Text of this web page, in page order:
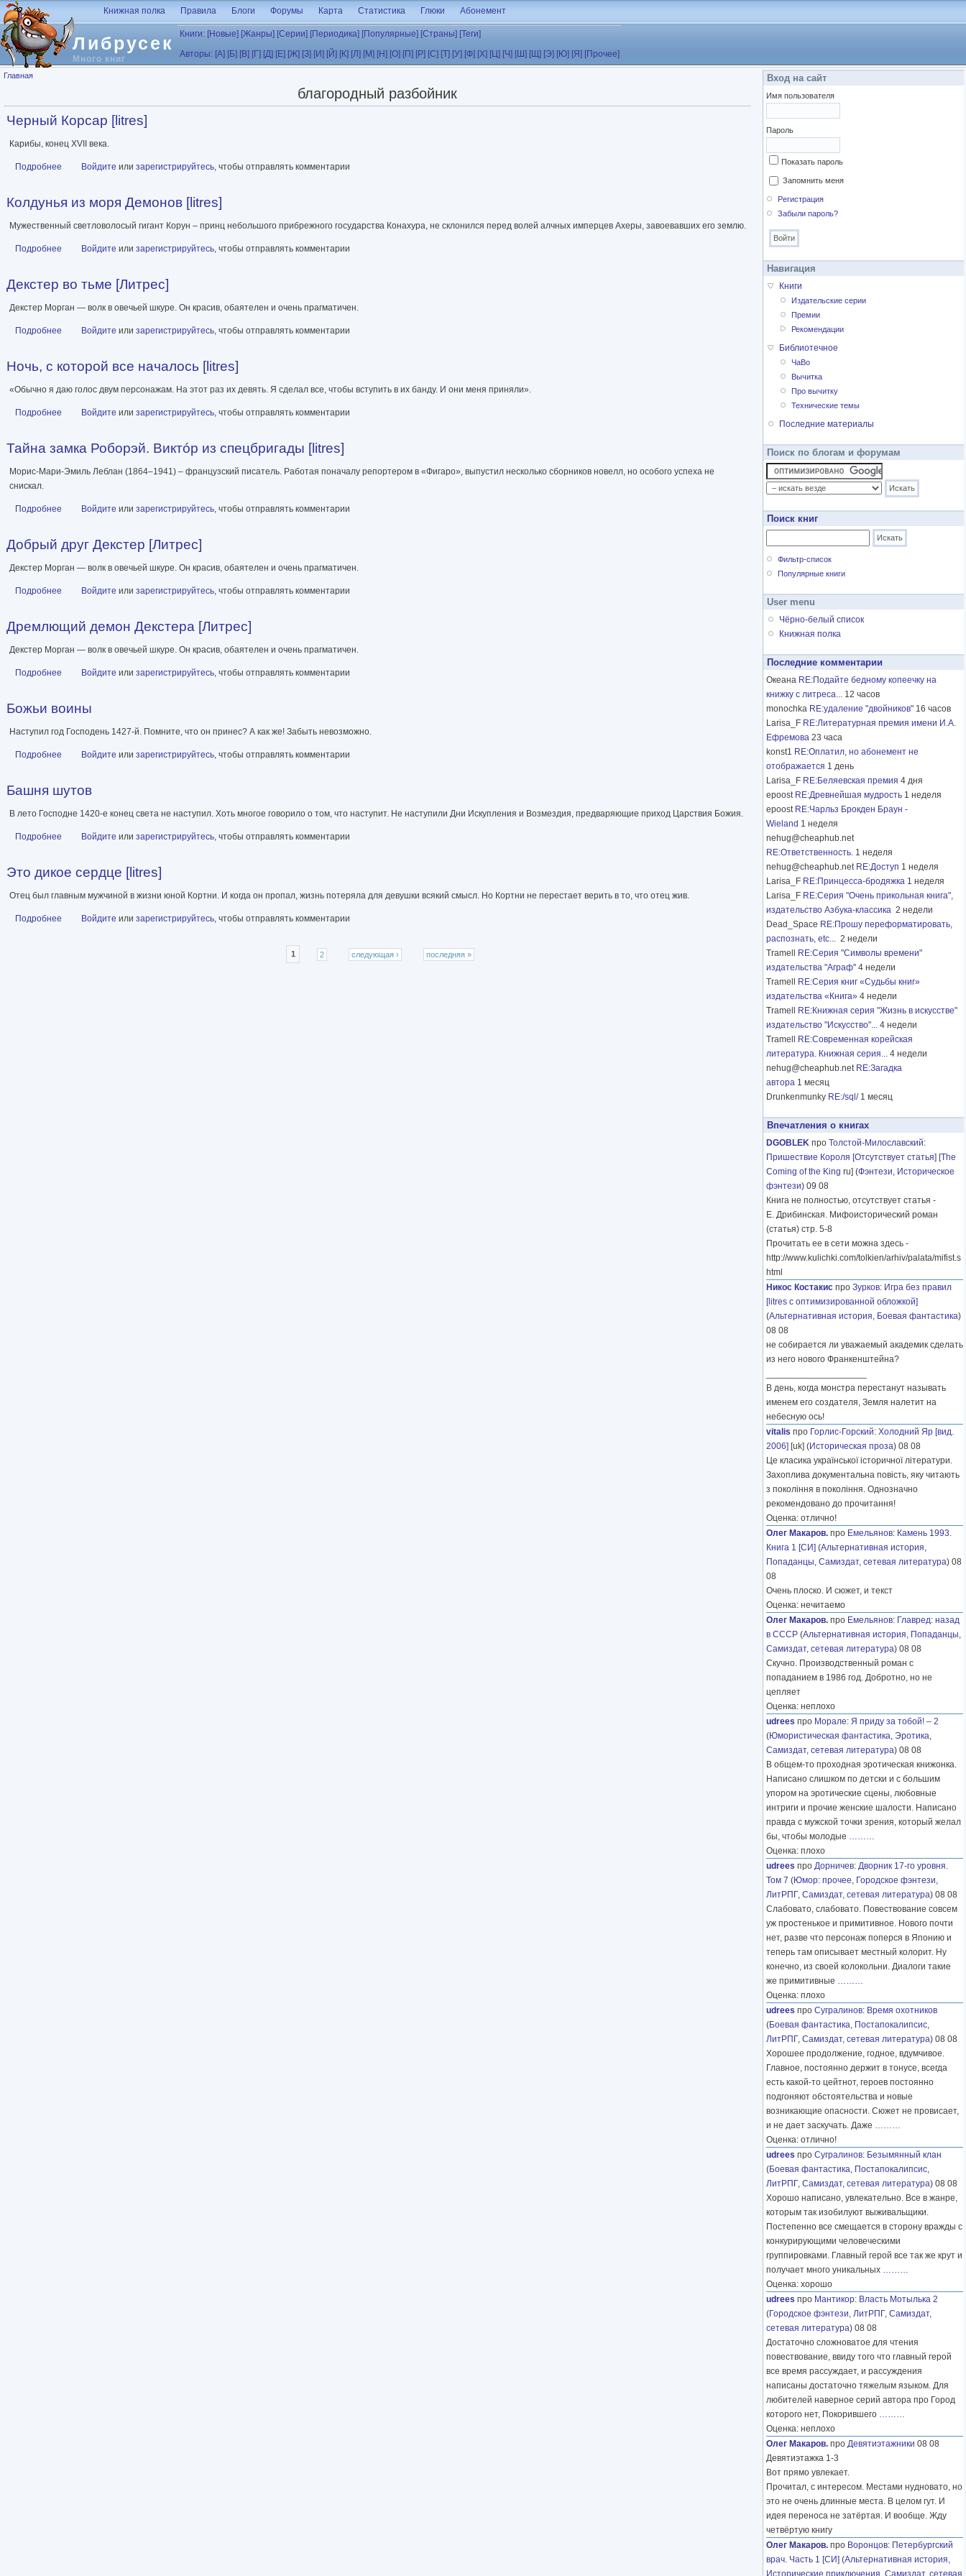
Перейти к основному содержанию
Либрусек
Много книг
Книжная полка Правила Блоги Форумы Карта Статистика Глюки Абонемент
Книги: [Новые] [Жанры] [Серии] [Периодика] [Популярные] [Страны] [Теги]
Авторы: [А] [Б] [В] [Г] [Д] [Е] [Ж] [З] [И] [Й] [К] [Л] [М] [Н] [О] [П] [Р] [С] [Т] [У] [Ф] [Х] [Ц] [Ч] [Ш] [Щ] [Э] [Ю] [Я] [Прочее]
Вы здесь
Главная
благородный разбойник
Черный Корсар [litres]
Карибы, конец XVII века.
Подробнее о Черный Корсар [litres]
Войдите или зарегистрируйтесь, чтобы отправлять комментарии
Колдунья из моря Демонов [litres]
Мужественный светловолосый гигант Корун – принц небольшого прибрежного государства Конахура, не склонился перед волей алчных имперцев Ахеры, завоевавших его землю.
Подробнее о Колдунья из моря Демонов [litres]
Войдите или зарегистрируйтесь, чтобы отправлять комментарии
Декстер во тьме [Литрес]
Декстер Морган — волк в овечьей шкуре. Он красив, обаятелен и очень прагматичен.
Подробнее о Декстер во тьме [Литрес]
Войдите или зарегистрируйтесь, чтобы отправлять комментарии
Ночь, с которой все началось [litres]
«Обычно я даю голос двум персонажам. На этот раз их девять. Я сделал все, чтобы вступить в их банду. И они меня приняли».
Подробнее о Ночь, с которой все началось [litres]
Войдите или зарегистрируйтесь, чтобы отправлять комментарии
Тайна замка Роборэй. Виктóр из спецбригады [litres]
Морис-Мари-Эмиль Леблан (1864–1941) – французский писатель. Работая поначалу репортером в «Фигаро», выпустил несколько сборников новелл, но особого успеха не
снискал.
Подробнее о Тайна замка Роборэй. Виктóр из спецбригады [litres]
Войдите или зарегистрируйтесь, чтобы отправлять комментарии
Добрый друг Декстер [Литрес]
Декстер Морган — волк в овечьей шкуре. Он красив, обаятелен и очень прагматичен.
Подробнее о Добрый друг Декстер [Литрес]
Войдите или зарегистрируйтесь, чтобы отправлять комментарии
Дремлющий демон Декстера [Литрес]
Декстер Морган — волк в овечьей шкуре. Он красив, обаятелен и очень прагматичен.
Подробнее о Дремлющий демон Декстера [Литрес]
Войдите или зарегистрируйтесь, чтобы отправлять комментарии
Божьи воины
Наступил год Господень 1427-й. Помните, что он принес? А как же! Забыть невозможно.
Подробнее о Божьи воины
Войдите или зарегистрируйтесь, чтобы отправлять комментарии
Башня шутов
В лето Господне 1420-е конец света не наступил. Хоть многое говорило о том, что наступит. Не наступили Дни Искупления и Возмездия, предваряющие приход Царствия Божия.
Подробнее о Башня шутов
Войдите или зарегистрируйтесь, чтобы отправлять комментарии
Это дикое сердце [litres]
Отец был главным мужчиной в жизни юной Кортни. И когда он пропал, жизнь потеряла для девушки всякий смысл. Но Кортни не перестает верить в то, что отец жив.
Подробнее о Это дикое сердце [litres]
Войдите или зарегистрируйтесь, чтобы отправлять комментарии
1 2 следующая › последняя »
Вход на сайт
Имя пользователя
Пароль
Показать пароль
Запомнить меня
Регистрация
Забыли пароль?
Навигация
Книги
Издательские серии
Премии
Рекомендации
Библиотечное
ЧаВо
Вычитка
Про вычитку
Технические темы
Последние материалы
Поиск по блогам и форумам
Поиск книг
Фильтр-список
Популярные книги
User menu
Чёрно-белый список
Книжная полка
Последние комментарии
Океана RE:Подайте бедному копеечку на
книжку с литреса... 12 часов
monochka RE:удаление "двойников" 16 часов
Larisa_F RE:Литературная премия имени И.А.
Ефремова 23 часа
konst1 RE:Оплатил, но абонемент не
отображается 1 день
Larisa_F RE:Беляевская премия 4 дня
epoost RE:Древнейшая мудрость 1 неделя
epoost RE:Чарльз Брокден Браун -
Wieland 1 неделя
nehug@cheaphub.net
RE:Ответственность. 1 неделя
nehug@cheaphub.net RE:Доступ 1 неделя
Larisa_F RE:Принцесса-бродяжка 1 неделя
Larisa_F RE:Серия "Очень прикольная книга",
издательство Азбука-классика 2 недели
Dead_Space RE:Прошу переформатировать,
распознать, etc... 2 недели
Tramell
RE:Серия "Символы времени"
издательства "Аграф" 4 недели
Tramell
RE:Серия книг «Судьбы книг»
издательства «Книга» 4 недели
Tramell
RE:Книжная серия "Жизнь в искусстве"
издательство "Искусство"... 4 недели
Tramell
RE:Современная корейская
литература. Книжная серия... 4 недели
nehug@cheaphub.net RE:Загадка
автора 1 месяц
Drunkenmunky RE:/sql/ 1 месяц
Впечатления о книгах
DGOBLEK про Толстой-Милославский:
Пришествие Короля [Отсутствует статья] [The
Coming of the King ru] (Фэнтези, Историческое
фэнтези) 09 08
Книга не полностью, отсутствует статья -
Е. Дрибинская. Мифоисторический роман
(статья) стр. 5-8
Прочитать ее в сети можна здесь -
http://www.kulichki.com/tolkien/arhiv/palata/mifist.s
html
Никос Костакис про Зурков: Игра без правил
[litres с оптимизированной обложкой]
(Альтернативная история, Боевая фантастика)
08 08
не собирается ли уважаемый академик сделать
из него нового Франкенштейна?
В день, когда монстра перестанут называть
именем его создателя, Земля налетит на
небесную ось!
vitalis про Горлис-Горский: Холодний Яр [вид.
2006] [uk] (Историческая проза) 08 08
Це класика української історичної літератури.
Захоплива документальна повість, яку читають
з покоління в покоління. Однозначно
рекомендовано до прочитання!
Оценка: отлично!
Олег Макаров. про Емельянов: Камень 1993.
Книга 1 [СИ] (Альтернативная история,
Попаданцы, Самиздат, сетевая литература) 08
08
Очень плоско. И сюжет, и текст
Оценка: нечитаемо
Олег Макаров. про Емельянов: Главред: назад
в СССР (Альтернативная история, Попаданцы,
Самиздат, сетевая литература) 08 08
Скучно. Производственный роман с
попаданием в 1986 год. Добротно, но не
цепляет
Оценка: неплохо
udrees про Морале: Я приду за тобой! – 2
(Юмористическая фантастика, Эротика,
Самиздат, сетевая литература) 08 08
В общем-то проходная эротическая книжонка.
Написано слишком по детски и с большим
упором на эротические сцены, любовные
интриги и прочие женские шалости. Написано
правда с мужской точки зрения, который желал
бы, чтобы молодые ………
Оценка: плохо
udrees про Дорничев: Дворник 17-го уровня.
Том 7 (Юмор: прочее, Городское фэнтези,
ЛитРПГ, Самиздат, сетевая литература) 08 08
Слабовато, слабовато. Повествование совсем
уж простенькое и примитивное. Нового почти
нет, разве что персонаж поперся в Японию и
теперь там описывает местный колорит. Ну
конечно, из своей колокольни. Диалоги такие
же примитивные ………
Оценка: плохо
udrees про Сугралинов: Время охотников
(Боевая фантастика, Постапокалипсис,
ЛитРПГ, Самиздат, сетевая литература) 08 08
Хорошее продолжение, годное, вдумчивое.
Главное, постоянно держит в тонусе, всегда
есть какой-то цейтнот, героев постоянно
подгоняют обстоятельства и новые
возникающие опасности. Сюжет не провисает,
и не дает заскучать. Даже ………
Оценка: отлично!
udrees про Сугралинов: Безымянный клан
(Боевая фантастика, Постапокалипсис,
ЛитРПГ, Самиздат, сетевая литература) 08 08
Хорошо написано, увлекательно. Все в жанре,
которым так изобилуют выживальщики.
Постепенно все смещается в сторону вражды с
конкурирующими человеческими
группировками. Главный герой все так же крут и
получает много уникальных ………
Оценка: хорошо
udrees про Мантикор: Власть Мотылька 2
(Городское фэнтези, ЛитРПГ, Самиздат,
сетевая литература) 08 08
Достаточно сложноватое для чтения
повествование, ввиду того что главный герой
все время рассуждает, и рассуждения
написаны достаточно тяжелым языком. Для
любителей наверное серий автора про Город
которого нет, Покорившего ………
Оценка: неплохо
Олег Макаров. про Девятиэтажники 08 08
Девятиэтажка 1-3
Вот прямо увлекает.
Прочитал, с интересом. Местами нудновато, но
это не очень длинные места. В целом гут. И
идея переноса не затёртая. И вообще. Жду
четвёртую книгу
Олег Макаров. про Воронцов: Петербургский
врач. Часть 1 [СИ] (Альтернативная история,